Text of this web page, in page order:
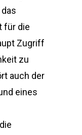
für die
Zugriff
zu
auch der
eines